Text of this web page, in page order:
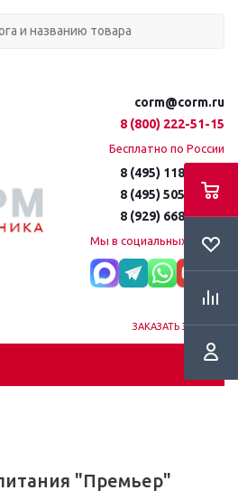
corm@corm.ru
8 (800) 222-51-15
Бесплатно по России
8 (495) 118-61-16
8 (495) 505-51-15
8 (929) 668-95-35
Мы в социальных сетях:
ЗАКАЗАТЬ ЗВОНОК
"Премьер"